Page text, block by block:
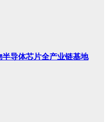
导体芯片全产业链基地